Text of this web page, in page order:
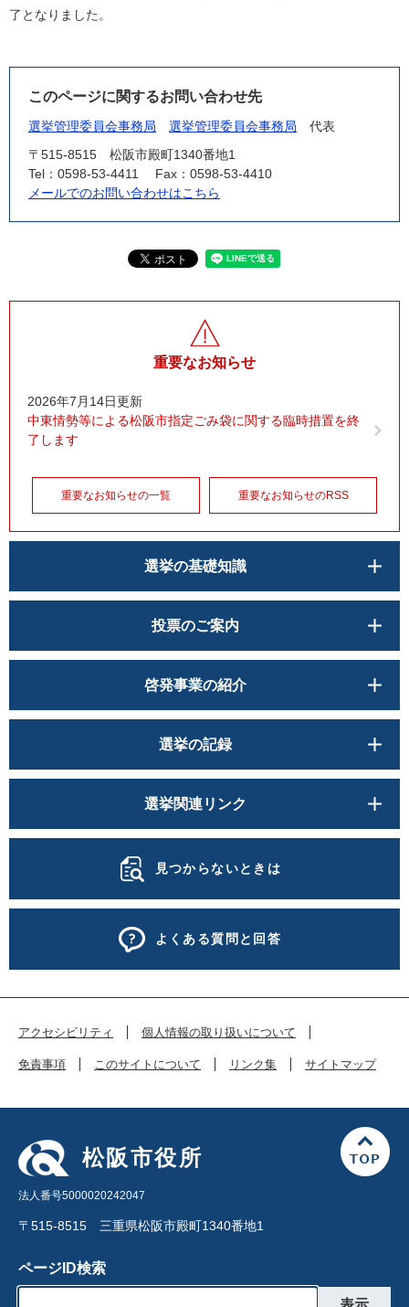
了となりました。
このページに関するお問い合わせ先
選挙管理委員会事務局 選挙管理委員会事務局
代表
〒515-8515
松阪市殿町1340番地1
Tel：0598-53-4411
Fax：0598-53-4410
メールでのお問い合わせはこちら
重要なお知らせ
2026年7月14日更新
中東情勢等による松阪市指定ごみ袋に関する臨時措置を終
了します
重要なお知らせの一覧 重要なお知らせのRSS
選挙の基礎知識
投票のご案内
啓発事業の紹介
選挙の記録
選挙関連リンク
見つからないときは
よくある質問と回答
アクセシビリティ 個人情報の取り扱いについて
免責事項 このサイトについて リンク集 サイトマップ
松阪市役所
法人番号5000020242047
〒515-8515 三重県松阪市殿町1340番地1
ページID検索